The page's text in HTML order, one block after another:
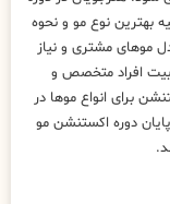
مو در قاهره ، یک
می شود.کلاس های
و پشتیبانی نامحدود